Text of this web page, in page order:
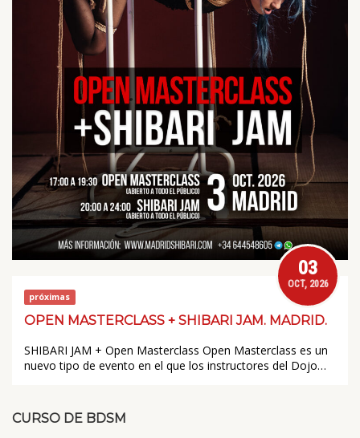
próximas
03
OCT, 2026
OPEN MASTERCLASS + SHIBARI JAM. MADRID.
SHIBARI JAM + Open Masterclass Open Masterclass es un
nuevo tipo de evento en el que los instructores del Dojo…
CURSO DE BDSM